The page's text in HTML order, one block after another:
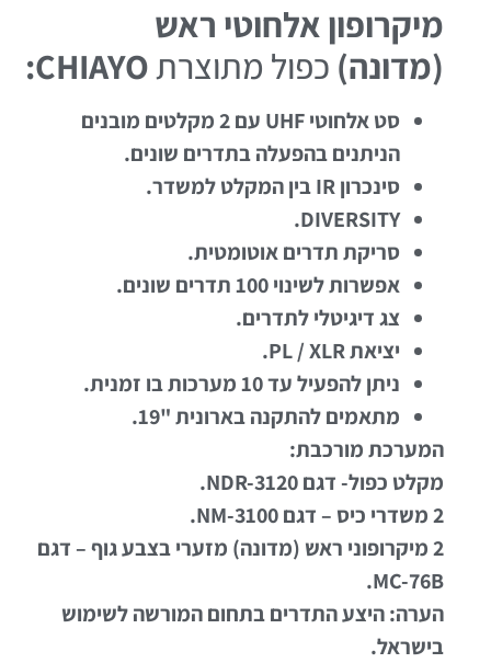
מיקרופון אלחוטי ראש
(מדונה) כפול מתוצרתCHIAYO:
סט אלחוטי UHF עם 2 מקלטים מובנים
הניתנים בהפעלה בתדרים שונים.
סינכרון IR בין המקלט למשדר.
DIVERSITY.
סריקת תדרים אוטומטית.
אפשרות לשינוי 100 תדרים שונים.
צג דיגיטלי לתדרים.
יציאת PL / XLR.
ניתן להפעיל עד 10 מערכות בו זמנית.
מתאמים להתקנה בארונית "19.
המערכת מורכבת:
מקלט כפול- דגם NDR-3120.
2 משדרי כיס – דגם NM-3100.
2 מיקרופוני ראש (מדונה) מזערי בצבע גוף – דגם
MC-76B.
הערה: היצע התדרים בתחום המורשה לשימוש
בישראל.